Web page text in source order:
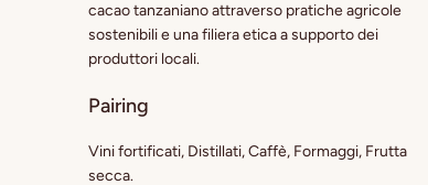
cacao tanzaniano attraverso pratiche agricole
sostenibili e una filiera etica a supporto dei
produttori locali.
Pairing
Vini fortificati, Distillati, Caffè, Formaggi, Frutta
secca.